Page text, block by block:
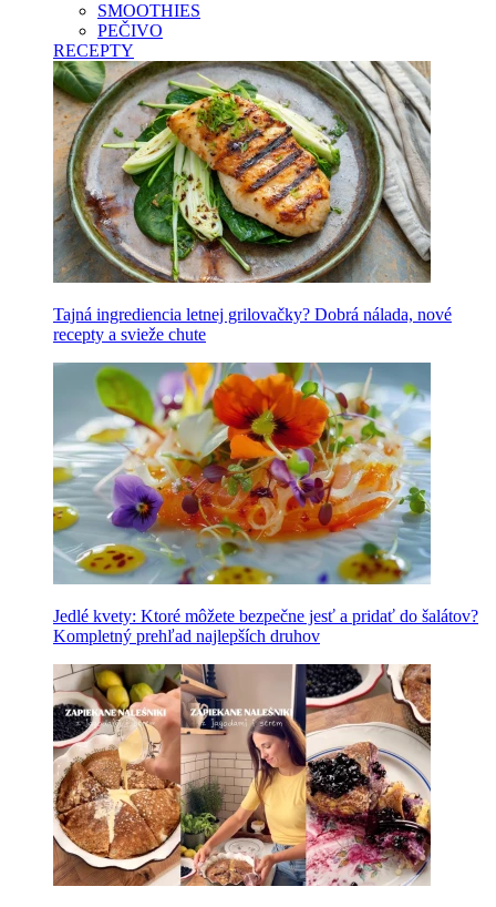
SMOOTHIES
PEČIVO
RECEPTY
Tajná ingrediencia letnej grilovačky? Dobrá nálada, nové
recepty a svieže chute
Jedlé kvety: Ktoré môžete bezpečne jesť a pridať do šalátov?
Kompletný prehľad najlepších druhov